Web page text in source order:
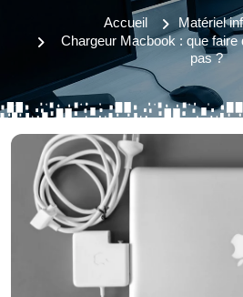
Accueil
Matériel
Chargeur Macbook : que faire
pas ?